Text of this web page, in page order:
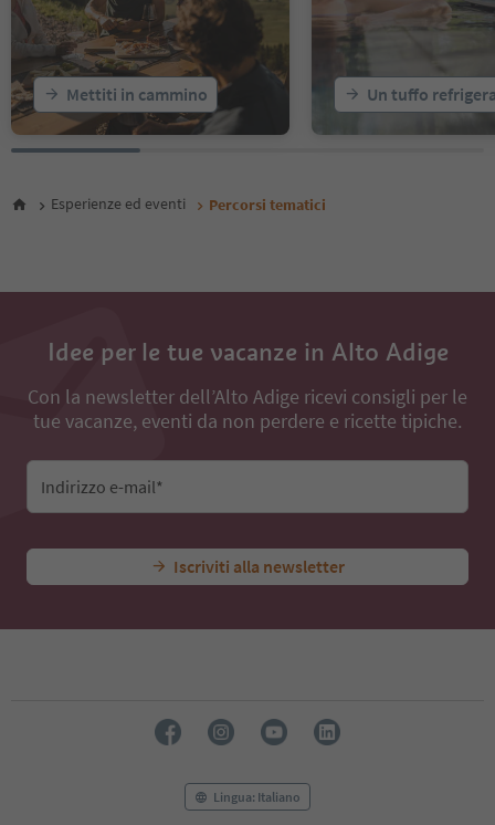
Mettiti in cammino Un tuffo
Esperienze ed eventi Percorsi tematici
Idee per le tue vacanze in Alto Adige
Con la newsletter dell’Alto Adige ricevi consigli per le
tue vacanze, eventi da non perdere e ricette tipiche.
Indirizzo e-mail*
Iscriviti alla newsletter
Lingua: Italiano